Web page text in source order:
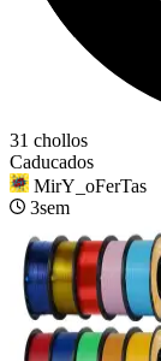
31 chollos
Caducados
MirY_oFerTas
3sem